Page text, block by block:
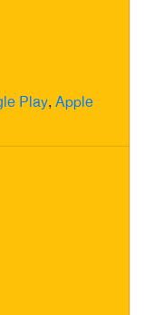
Play, Apple